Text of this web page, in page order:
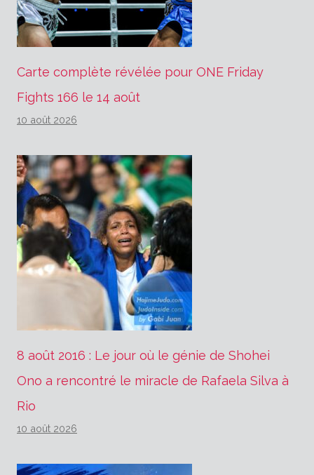
Carte complète révélée pour ONE Friday
Fights 166 le 14 août
10 août 2026
8 août 2016 : Le jour où le génie de Shohei
Ono a rencontré le miracle de Rafaela Silva à
Rio
10 août 2026